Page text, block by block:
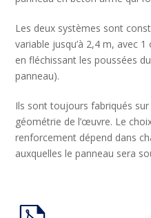
Les deux systèmes sont
variable jusqu’à 2,4 m, avec
en fléchissant les poussées
panneau).
Ils sont toujours fabriqués
géométrie de l’œuvre. Le
renforcement dépend dans
auxquelles le panneau sera